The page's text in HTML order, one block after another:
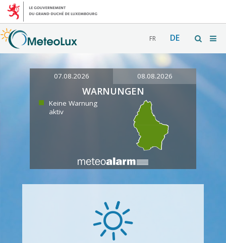
FR DE
07.08.2026 08.08.2026
WARNUNGEN
Keine Warnung
aktiv